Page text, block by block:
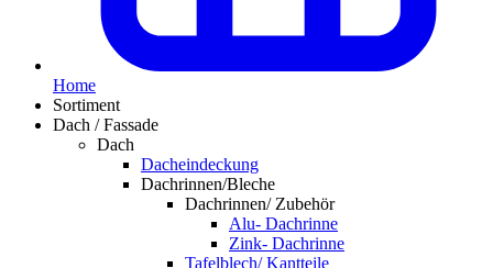
Home
Sortiment
Dach / Fassade
Dach
Dacheindeckung
Dachrinnen/Bleche
Dachrinnen/ Zubehör
Alu- Dachrinne
Zink- Dachrinne
Tafelblech/ Kantteile